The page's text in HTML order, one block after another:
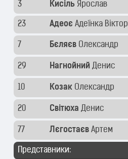
3 Кисіль Ярослав
23 Адеоє Адеїнка Віктор
7 Бєляєв Олександр
29 Нагнойний Денис
10 Козак Олександр
20 Світюха Денис
77 Лєгостаєв Артем
Представники: